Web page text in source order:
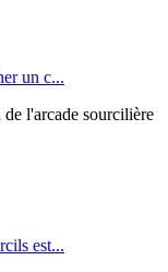
un c...
l'arcade sourcilière
est...